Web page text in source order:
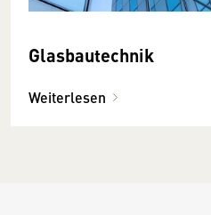
Glasbautechnik
Weiterlesen